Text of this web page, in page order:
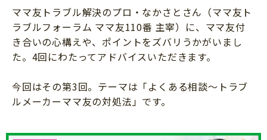
小学1年生
小学2年生
小学3年生
小学4年生
小学5年生
小学6年生
イベント
ニュース
そだち＆まなび
ワーク・ドリル
小学校
こそだて生活
住まい
ファッション・美容
行事・イベント
こそだてマンガ
ママ友トラブル解決のプロ・なかさとさん（ママ友ト
ラブルフォーラム ママ友110番 主宰）に、ママ友付
き合いの心構えや、ポイントをズバリうかがいまし
た。4回にわたってアドバイスいただきます。
今回はその第3回。テーマは「よくある相談～トラブ
ルメーカーママ友の対処法」です。